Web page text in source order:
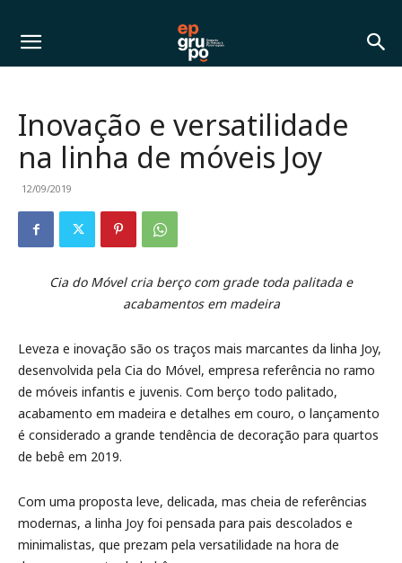
Inovação e versatilidade
na linha de móveis Joy
12/09/2019
Cia do Móvel cria berço com grade toda palitada e
acabamentos em madeira
Leveza e inovação são os traços mais marcantes da linha Joy,
desenvolvida pela Cia do Móvel, empresa referência no ramo
de móveis infantis e juvenis. Com berço todo palitado,
acabamento em madeira e detalhes em couro, o lançamento
é considerado a grande tendência de decoração para quartos
de bebê em 2019.
Com uma proposta leve, delicada, mas cheia de referências
modernas, a linha Joy foi pensada para pais descolados e
minimalistas, que prezam pela versatilidade na hora de